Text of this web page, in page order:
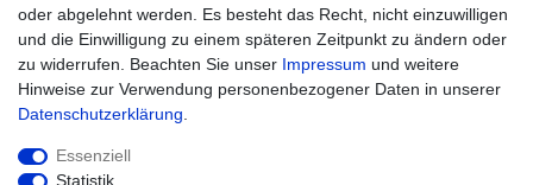
oder abgelehnt werden. Es besteht das Recht, nicht einzuwilligen
und die Einwilligung zu einem späteren Zeitpunkt zu ändern oder
zu widerrufen. Beachten Sie unser Impressum und weitere
Hinweise zur Verwendung personenbezogener Daten in unserer
Daten­schutz­erklärung
Essenziell
Statistik